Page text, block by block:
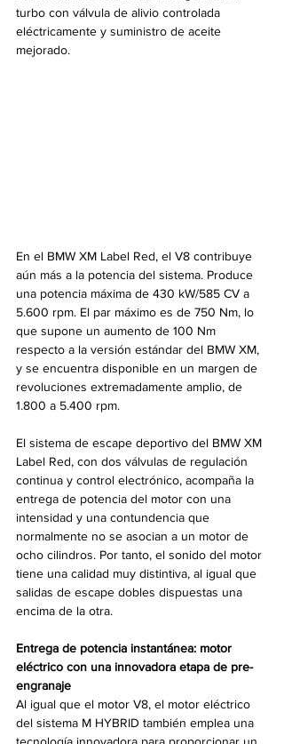
turbo con válvula de alivio controlada
eléctricamente y suministro de aceite
mejorado.
En el BMW XM Label Red, el V8 contribuye
aún más a la potencia del sistema. Produce
una potencia máxima de 430 kW/585 CV a
5.600 rpm. El par máximo es de 750 Nm, lo
que supone un aumento de 100 Nm
respecto a la versión estándar del BMW XM,
y se encuentra disponible en un margen de
revoluciones extremadamente amplio, de
1.800 a 5.400 rpm.
El sistema de escape deportivo del BMW XM
Label Red, con dos válvulas de regulación
continua y control electrónico, acompaña la
entrega de potencia del motor con una
intensidad y una contundencia que
normalmente no se asocian a un motor de
ocho cilindros. Por tanto, el sonido del motor
tiene una calidad muy distintiva, al igual que
salidas de escape dobles dispuestas una
encima de la otra.
Entrega de potencia instantánea: motor
eléctrico con una innovadora etapa de pre-
engranaje
Al igual que el motor V8, el motor eléctrico
del sistema M HYBRID también emplea una
tecnología innovadora para proporcionar un